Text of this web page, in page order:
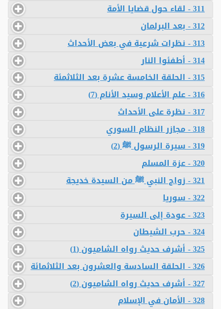
311 - لقاء حول قضايا الأمة
312 - بعد البرلمان
313 - نظرات شرعية في بعض الأحداث
314 - أطفئوا النار
315 - الحلقة الخامسة عشرة بعد الثلاثمئة
316 - علم الأعلام وسيد الأنام (7)
317 - نظرة على الأحداث
318 - مجازر النظام السوري
319 - سيرة الرسول ﷺ (2)
320 - عزة المسلم
321 - زواج النبي ﷺ من السيدة خديجة
322 - سوريا
323 - عودة إلى السيرة
324 - حرب الشيطان
325 - أشرف حديث رواه الشاميون (1)
326 - الحلقة السادسة والعشرون بعد الثلاثمائة
327 - أشرف حديث رواه الشاميون (2)
328 - الأمان في الإسلام